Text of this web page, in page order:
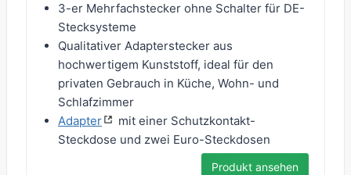
3-er Mehrfachstecker ohne Schalter für DE-
Stecksysteme
Qualitativer Adapterstecker aus
hochwertigem Kunststoff, ideal für den
privaten Gebrauch in Küche, Wohn- und
Schlafzimmer
Adapter
mit einer Schutzkontakt-
Steckdose und zwei Euro-Steckdosen
Produkt ansehen